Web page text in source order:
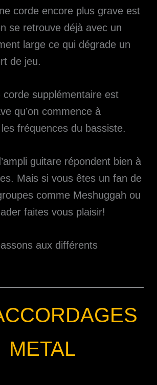
corde encore plus grave est
se retrouve déjà avec un
large ce qui dégrade un
de jeu.
corde supplémentaire est
qu’on commence à
fréquences du bassiste.
guitare répondent bien à
Mais si vous êtes un fan de
comme Meshuggah ou
faites vous plaisir!
aux différents
METAL